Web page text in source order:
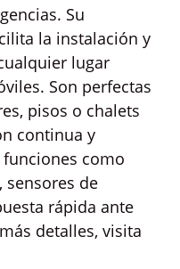
Su
la instalación y
lugar
Son perfectas
pisos o chalets
continua y
como
de
rápida ante
detalles, visita